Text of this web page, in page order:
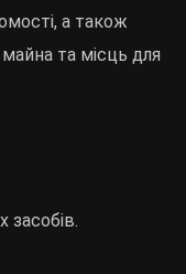
а також
та місць для
засобів.